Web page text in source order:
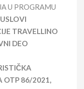
U PROGRAMU
TRAVELLINO
DEO
OTP 86/2021,